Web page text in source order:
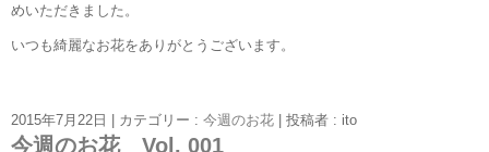
めいただきました。
いつも綺麗なお花をありがとうございます。
2015年7月22日 カテゴリー : 今週のお花 投稿者 : ito
今週のお花 Vol. 001